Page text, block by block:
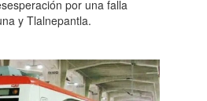
por una falla
y Tlalnepantla.